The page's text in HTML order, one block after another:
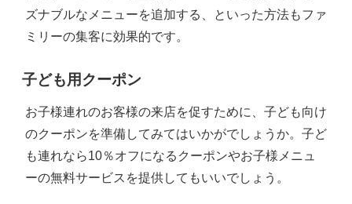
ズナブルなメニューを追加する、といった方法もファ
ミリーの集客に効果的です。
子ども用クーポン
お子様連れのお客様の来店を促すために、子ども向け
のクーポンを準備してみてはいかがでしょうか。子ど
も連れなら10％オフになるクーポンやお子様メニュ
ーの無料サービスを提供してもいいでしょう。